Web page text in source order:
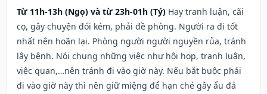
Từ 11h-13h (Ngọ) và từ 23h-01h (Tý) Hay tranh luận, cãi
cọ, gây chuyện đói kém, phải đề phòng. Người ra đi tốt
nhất nên hoãn lại. Phòng người người nguyền rủa, tránh
lây bệnh. Nói chung những việc như hội họp, tranh luận,
việc quan,…nên tránh đi vào giờ này. Nếu bắt buộc phải
đi vào giờ này thì nên giữ miệng để hạn ché gây ẩu đả